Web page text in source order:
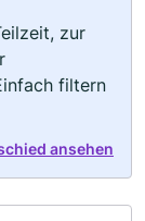
zur
filtern
ansehen